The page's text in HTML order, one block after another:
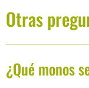
Otras
¿Qué monos